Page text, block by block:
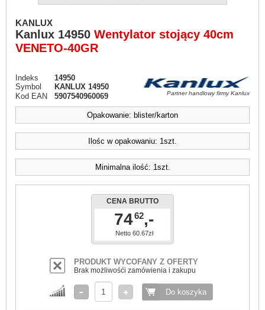
KANLUX
Kanlux 14950 Wentylator stojący 40cm
VENETO-40GR
Indeks
14950
Symbol
KANLUX 14950
Kod EAN
5907540960069 Partner handlowy firmy Kanlux
Opakowanie: blister/karton
Ilośc w opakowaniu: 1szt.
Minimalna ilość: 1szt.
CENA BRUTTO
7462,-
Netto 60.67zł
PRODUKT WYCOFANY Z OFERTY
Brak możliwośći zamówienia i zakupu
Do koszyka